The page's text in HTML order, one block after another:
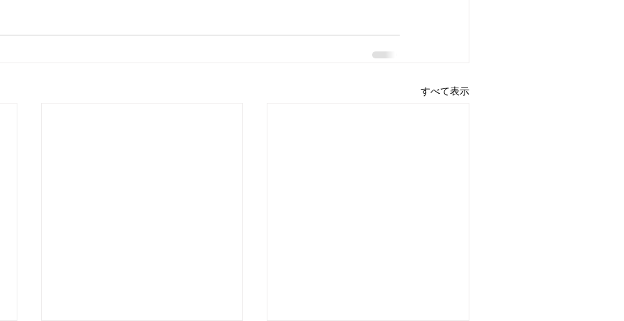
すべて表示